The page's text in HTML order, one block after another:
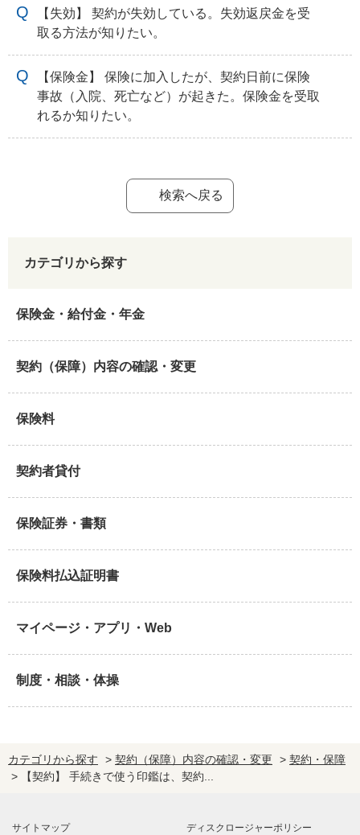
【失効】 契約が失効している。失効返戻金を受
取る方法が知りたい。
【保険金】 保険に加入したが、契約日前に保険
事故（入院、死亡など）が起きた。保険金を受取
れるか知りたい。
検索へ戻る
カテゴリから探す
保険金・給付金・年金
契約（保障）内容の確認・変更
保険料
契約者貸付
保険証券・書類
保険料払込証明書
マイページ・アプリ・Web
制度・相談・体操
カテゴリから探す > 契約（保障）内容の確認・変更 > 契約・保障
>
【契約】 手続きで使う印鑑は、契約...
サイトマップ ディスクロージャーポリシー